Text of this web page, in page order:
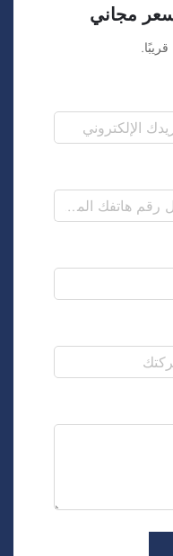
مجاني